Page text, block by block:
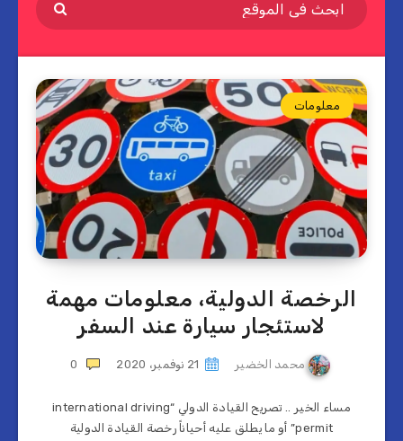
معلومات
الرخصة الدولية، معلومات مهمة
لاستئجار سيارة عند السفر
محمد الخضير 21 نوفمبر، 2020 0
مساء الخير .. تصريح القيادة الدولي “international driving
permit” أو ما يطلق عليه أحياناً رخصة القيادة الدولية